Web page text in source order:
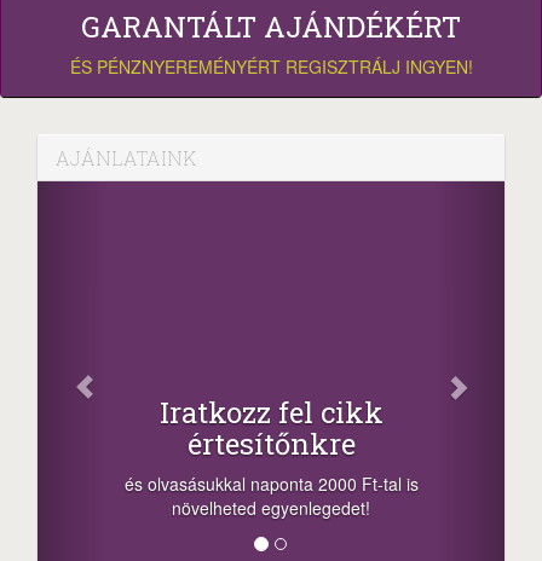
GARANTÁLT AJÁNDÉKÉRT
ÉS PÉNZNYEREMÉNYÉRT REGISZTRÁLJ INGYEN!
AJÁNLATAINK
Iratkozz fel cikk
értesítőnkre
és olvasásukkal naponta 2000 Ft-tal is
növelheted egyenlegedet!